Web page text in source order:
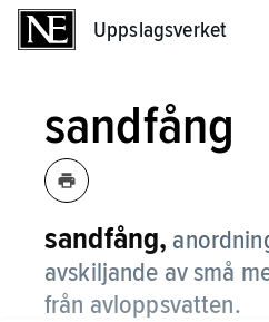
Uppslagsverket
sandfång
sandfång,
avskiljande av små
från avloppsvatten.